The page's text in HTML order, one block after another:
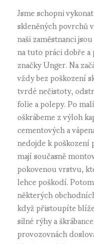
Jsme schopni
skleněných povrchů
naši zaměstnanci
na tuto práci dobře
značky Unger. Na
vždy bez poškození
tvrdé nečistoty,
folie a polepy. Po
oškrábeme z výloh
cementových a
nedojde k
mají současně
pokovenou vrstvu,
lehce poškodí.
některých
když přistoupíte
silné rýhy a
provozovnách